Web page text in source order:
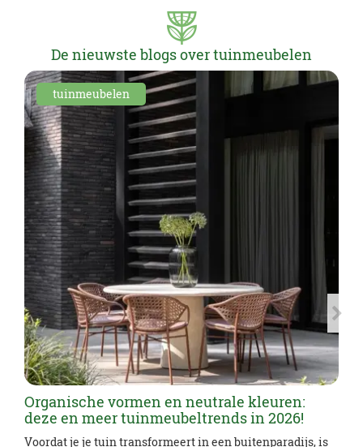
De nieuwste blogs over tuinmeubelen
tuinmeubelen
Organische vormen en neutrale kleuren:
deze en meer tuinmeubeltrends in 2026!
Voordat je je tuin transformeert in een buitenparadijs, is